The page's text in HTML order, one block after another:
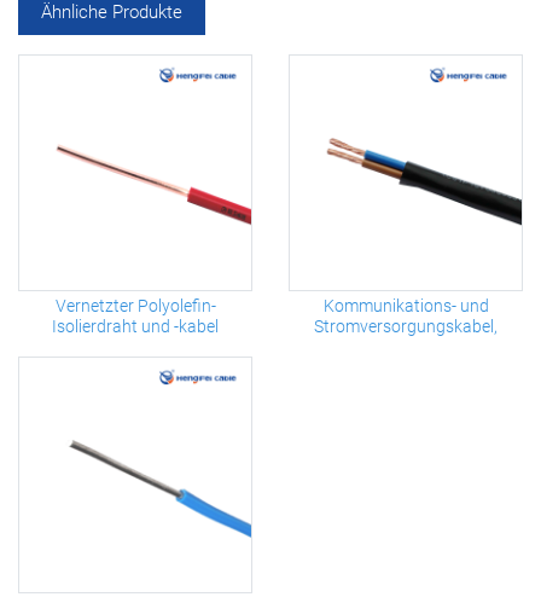
Ähnliche Produkte
Vernetzter Polyolefin-
Isolierdraht und -kabel
Kommunikations- und
Stromversorgungskabel,